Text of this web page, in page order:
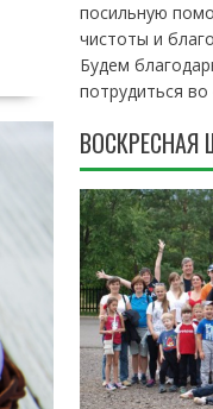
посильную
чистоты и
Будем
потрудиться